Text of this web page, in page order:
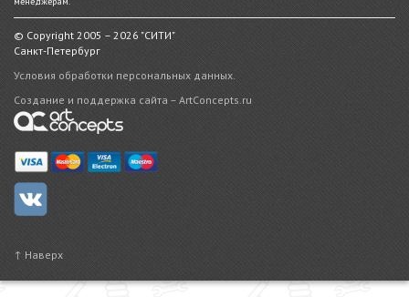
© Copyright 2005 – 2026 "СИТИ"
Санкт-Петербург
Условия обработки персональных данных.
Создание и поддержка сайта – ArtConcepts.ru
↑ Наверх